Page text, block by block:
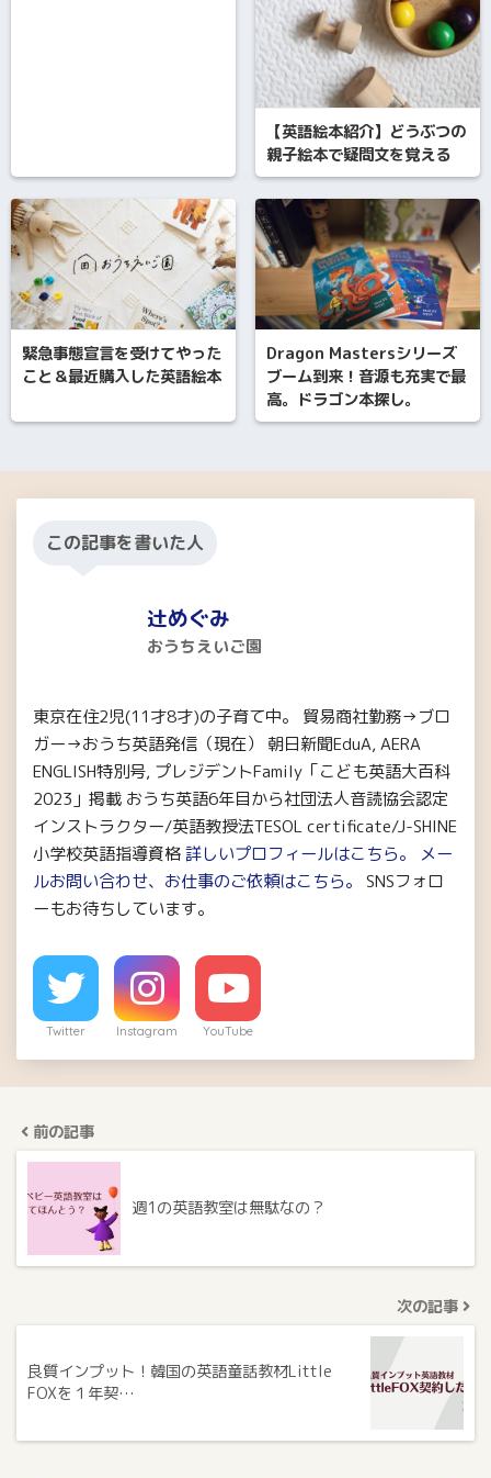
【英語絵本紹介】どうぶつの
親子絵本で疑問文を覚える
緊急事態宣言を受けてやった
こと＆最近購入した英語絵本
Dragon Mastersシリーズ
ブーム到来！音源も充実で最
高。ドラゴン本探し。
この記事を書いた人
辻めぐみ
おうちえいご園
東京在住2児(11才8才)の子育て中。 貿易商社勤務→ブロ
ガー→おうち英語発信（現在） 朝日新聞EduA, AERA
ENGLISH特別号, プレジデントFamily「こども英語大百科
2023」掲載 おうち英語6年目から社団法人音読協会認定
インストラクター/英語教授法TESOL certificate/J-SHINE
小学校英語指導資格詳しいプロフィールはこちら。
メー
ルお問い合わせ、お仕事のご依頼はこちら。
SNSフォロ
ーもお待ちしています。
Twitter Instagram YouTube
前の記事
週1の英語教室は無駄なの？
次の記事
良質インプット！韓国の英語童話教材Little
FOXを１年契…